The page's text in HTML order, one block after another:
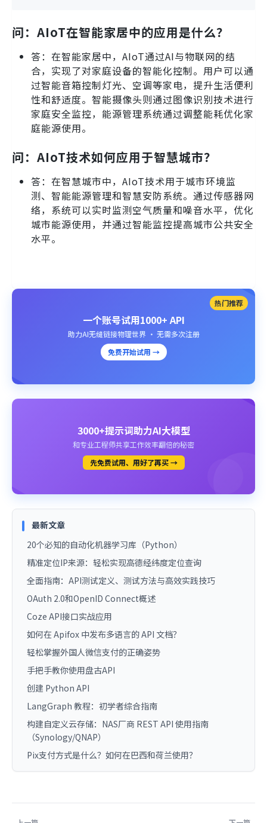
问：AIoT在智能家居中的应用是什么？
答：在智能家居中，AIoT通过AI与物联网的结
合，实现了对家庭设备的智能化控制。用户可以通
过智能音箱控制灯光、空调等家电，提升生活便利
性和舒适度。智能摄像头则通过图像识别技术进行
家庭安全监控，能源管理系统通过调整能耗优化家
庭能源使用。
问：AIoT技术如何应用于智慧城市？
答：在智慧城市中，AIoT技术用于城市环境监
测、智能能源管理和智慧安防系统。通过传感器网
络，系统可以实时监测空气质量和噪音水平，优化
城市能源使用，并通过智能监控提高城市公共安全
水平。
热门推荐
一个账号试用1000+ API
助力AI无缝链接物理世界 · 无需多次注册
免费开始试用 →
3000+提示词助力AI大模型
和专业工程师共享工作效率翻倍的秘密
先免费试用、用好了再买 →
最新文章
20个必知的自动化机器学习库（Python）
精准定位IP来源：轻松实现高德经纬度定位查询
全面指南：API测试定义、测试方法与高效实践技巧
OAuth 2.0和OpenID Connect概述
Coze API接口实战应用
如何在 Apifox 中发布多语言的 API 文档？
轻松掌握外国人微信支付的正确姿势
手把手教你使用盘古API
创建 Python API
LangGraph 教程：初学者综合指南
构建自定义云存储：NAS厂商 REST API 使用指南
（Synology/QNAP）
Pix支付方式是什么？如何在巴西和荷兰使用？